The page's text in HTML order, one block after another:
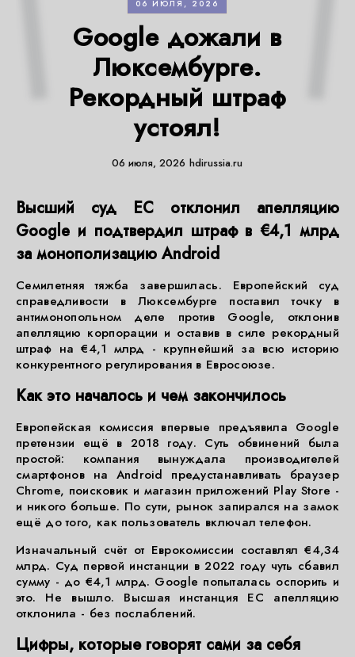
06 ИЮЛЯ, 2026
Google дожали в
Люксембурге.
Рекордный штраф
устоял!
06 июля, 2026 hdirussia.ru
Высший суд ЕС отклонил апелляцию
Google и подтвердил штраф в €4,1 млрд
за монополизацию Android
Семилетняя тяжба завершилась. Европейский суд
справедливости в Люксембурге поставил точку в
антимонопольном деле против Google, отклонив
апелляцию корпорации и оставив в силе рекордный
штраф на €4,1 млрд - крупнейший за всю историю
конкурентного регулирования в Евросоюзе.
Как это началось и чем закончилось
Европейская комиссия впервые предъявила Google
претензии ещё в 2018 году. Суть обвинений была
простой: компания вынуждала производителей
смартфонов на Android предустанавливать браузер
Chrome, поисковик и магазин приложений Play Store -
и никого больше. По сути, рынок запирался на замок
ещё до того, как пользователь включал телефон.
Изначальный счёт от Еврокомиссии составлял €4,34
млрд. Суд первой инстанции в 2022 году чуть сбавил
сумму - до €4,1 млрд. Google попыталась оспорить и
это. Не вышло. Высшая инстанция ЕС апелляцию
отклонила - без послаблений.
Цифры, которые говорят сами за себя